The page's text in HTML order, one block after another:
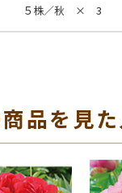
５株／秋 × 3
品を見